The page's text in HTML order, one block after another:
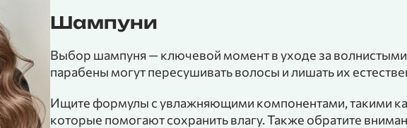
Шампуни
Выбор шампуня — ключевой момент в уходе за
парабены могут пересушивать волосы и лишать их
Ищите формулы с увлажняющими компонентами, такими
которые помогают сохранить влагу. Также обратите